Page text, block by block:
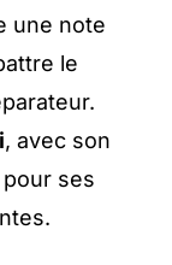
une note
le
, avec son
ses